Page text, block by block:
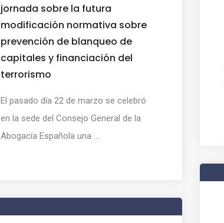
jornada sobre la futura
modificación normativa sobre
prevención de blanqueo de
capitales y financiación del
terrorismo
El pasado día 22 de marzo se celebró
en la sede del Consejo General de la
Abogacía Española una ...